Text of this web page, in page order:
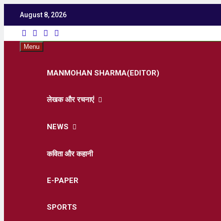
August 8, 2026
Menu
MANMOHAN SHARMA(EDITOR)
लेखक और रचनाएं
NEWS
कविता और कहानी
E-PAPER
SPORTS